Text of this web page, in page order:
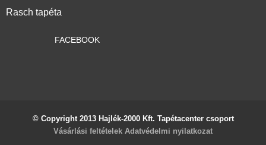
Rasch tapéta
FACEBOOK
© Copyright 2013 Hajlék-2000 Kft. Tapétacenter csoport
Vásárlási feltételek Adatvédelmi nyilatkozat